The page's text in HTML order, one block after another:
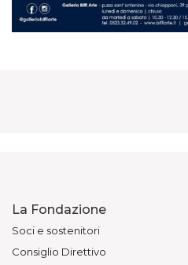
La Fondazione
Soci e sostenitori
Consiglio Direttivo